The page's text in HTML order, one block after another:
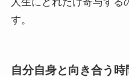
す。
自分自身と向き合う時